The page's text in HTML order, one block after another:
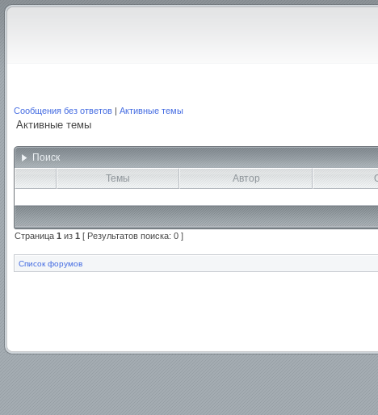
Сообщения без ответов | Активные темы
Активные темы
Поиск
Темы
Автор
Страница 1 из 1 [ Результатов поиска: 0 ]
Список форумов